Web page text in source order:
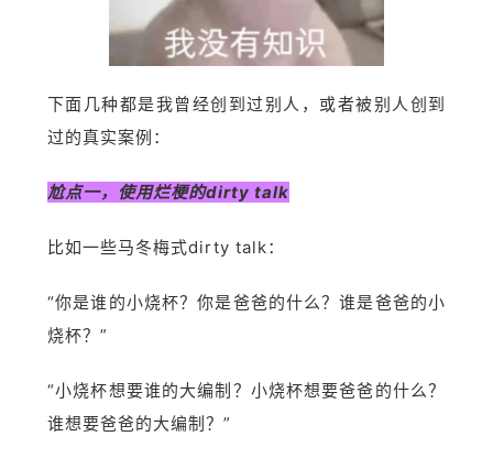
下面几种都是我曾经创到过别人，或者被别人创到
过的真实案例：
尬点一，使用烂梗的dirty talk
比如一些马冬梅式dirty talk：
“你是谁的小烧杯？你是爸爸的什么？谁是爸爸的小
烧杯？”
“小烧杯想要谁的大编制？小烧杯想要爸爸的什么？
谁想要爸爸的大编制？”